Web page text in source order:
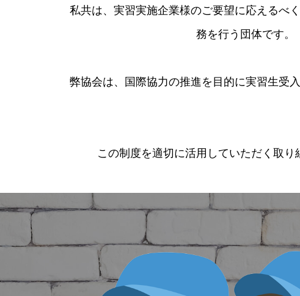
私共は、実習実施企業様のご要望に応えるべ
務を行う団体です
弊協会は、国際協力の推進を目的に実習生受
この制度を適切に活用していただく取